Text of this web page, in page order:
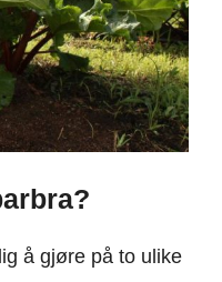
å gjøre på to ulike